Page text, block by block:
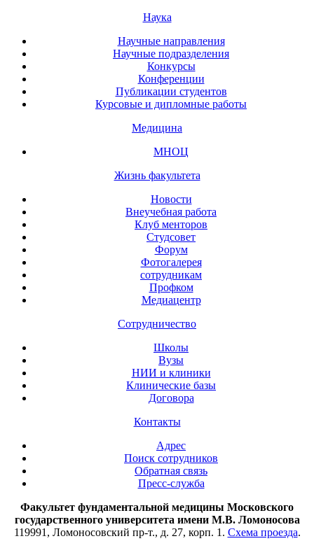
Наука
Научные направления
Научные подразделения
Конкурсы
Конференции
Публикации студентов
Курсовые и дипломные работы
Медицина
МНОЦ
Жизнь факультета
Новости
Внеучебная работа
Клуб менторов
Студсовет
Форум
Фотогалерея
сотрудникам
Профком
Медиацентр
Сотрудничество
Школы
Вузы
НИИ и клиники
Клинические базы
Договора
Контакты
Адрес
Поиск сотрудников
Обратная связь
Пресс-служба
Факультет фундаментальной медицины Московского
государственного университета имени М.В. Ломоносова
119991, Ломоносовский пр-т., д. 27, корп. 1. Схема проезда.